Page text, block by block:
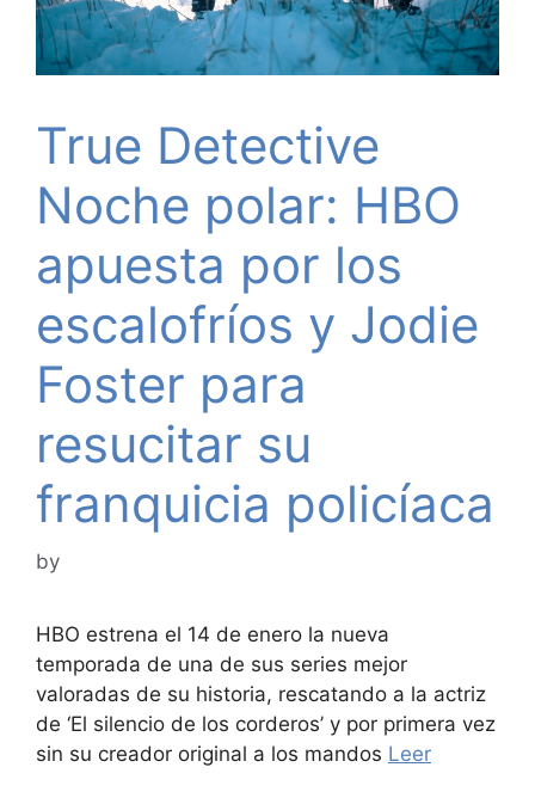
True Detective
Noche polar: HBO
apuesta por los
escalofríos y Jodie
Foster para
resucitar su
franquicia policíaca
by
HBO estrena el 14 de enero la nueva
temporada de una de sus series mejor
valoradas de su historia, rescatando a la actriz
de ‘El silencio de los corderos’ y por primera vez
sin su creador original a los mandos Leer